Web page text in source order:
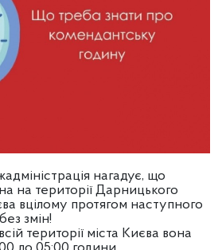
нагадує, що
на території Дарницького
вцілому протягом наступного
змін!
території міста Києва вона